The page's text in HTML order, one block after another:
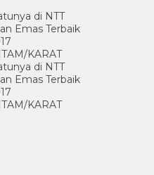
di NTT
Emas Terbaik
KARAT
di NTT
Emas Terbaik
KARAT